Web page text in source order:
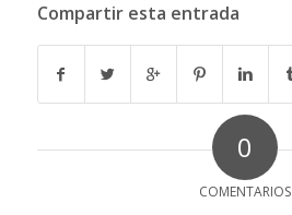
Compartir esta entrada
0
COMENTARIOS